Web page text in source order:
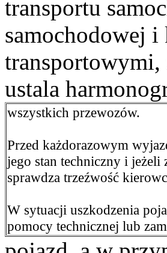
transportu
samochodowej
transportowymi,
ustala
wszystkich przewozów.
Przed każdorazowym
jego stan techniczny i jeżeli
sprawdza trzeźwość
W sytuacji uszkodzenia
pomocy technicznej lub